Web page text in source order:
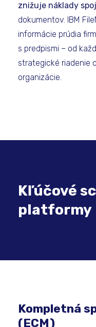
znižuje náklady
dokumentov. IBM
informácie prúdia
s predpismi – od
strategické riadenie
organizácie.
Kľúčové
platformy
Kompletná
(ECM)